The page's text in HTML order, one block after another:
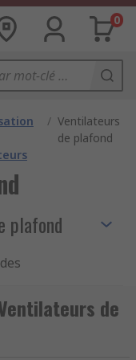
0
/ Ventilateurs
de plafond
plafond
l'air vers
de